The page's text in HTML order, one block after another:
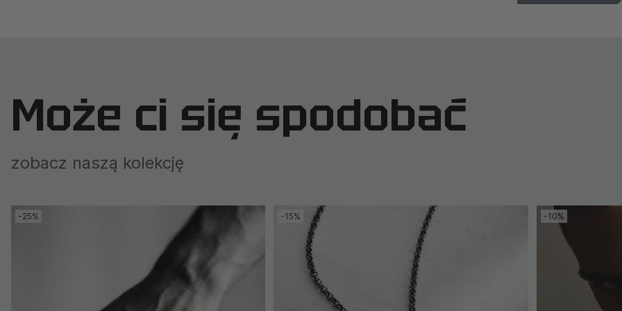
Może ci się spodobać
zobacz naszą kolekcję
-25% -15% -10%